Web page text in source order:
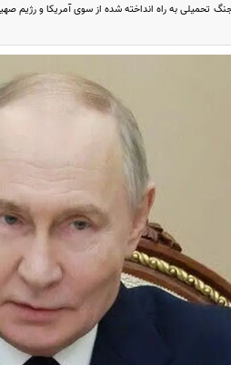
تحمیلی به راه انداخته شده از سوی آمریکا و رژیم